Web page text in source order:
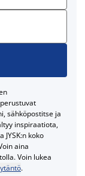
sähköpostitse ja
inspiraatiota,
koko
aina
Voin lukea
.